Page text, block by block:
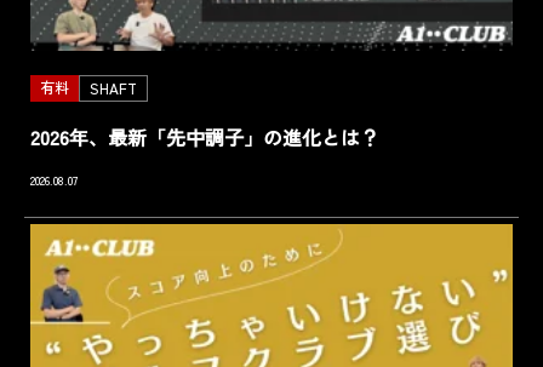
有料 SHAFT
2026年、最新「先中調子」の進化とは？
2026.08.07